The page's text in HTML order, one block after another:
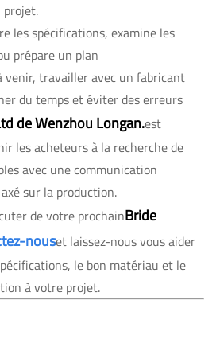
projet.
les spécifications, examine les
prépare un plan
venir, travailler avec un fabricant
du temps et éviter des erreurs
de Wenzhou Longan.est
les acheteurs à la recherche de
avec une communication
sur la production.
de votre prochainBride
nouset laissez-nous vous aider
le bon matériau et le
à votre projet.